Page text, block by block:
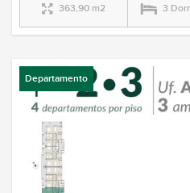
363,90 m2 3
Departamento